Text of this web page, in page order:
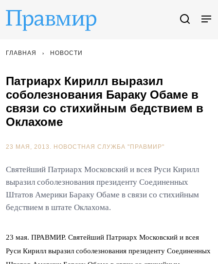
ГЛАВНАЯ НОВОСТИ
Патриарх Кирилл выразил
соболезнования Бараку Обаме в
связи со стихийным бедствием в
Оклахоме
23 МАЯ, 2013. НОВОСТНАЯ СЛУЖБА "ПРАВМИР"
Святейший Патриарх Московский и всея Руси Кирилл
выразил соболезнования президенту Соединенных
Штатов Америки Бараку Обаме в связи со стихийным
бедствием в штате Оклахома.
23 мая. ПРАВМИР. Святейший Патриарх Московский и всея
Руси Кирилл выразил соболезнования президенту Соединенных